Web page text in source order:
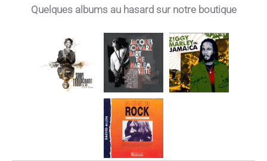
Quelques albums au hasard sur notre boutique